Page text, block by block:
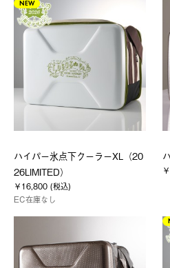
NEW
ハイパー氷点下クーラーXL（20
26LIMITED）
￥16,800 (税込)
EC在庫なし